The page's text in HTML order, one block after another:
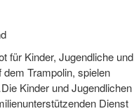
für Kinder, Jugendliche und
Trampolin, spielen
Kinder und Jugendlichen
Dienst